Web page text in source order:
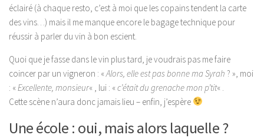
éclairé (à chaque resto, c’est à moi que les copains tendent la carte
des vins…) mais il me manque encore le bagage technique pour
réussir à parler du vin à bon escient.
Quoi que je fasse dans le vin plus tard, je voudrais pas me faire
coincer par un vigneron : «Alors, elle est pas bonne ma Syrah ? », moi
: «Excellente, monsieur« , lui : «c’était du grenache mon p’tit« .
Cette scène n’aura donc jamais lieu – enfin, j’espère
Une école : oui, mais alors laquelle ?